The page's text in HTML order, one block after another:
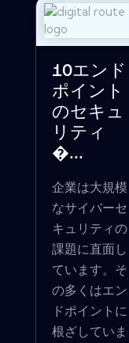
10エンド
ポイント
のセキュ
リティ
�...
企業は大規模
なサイバーセ
キュリティの
課題に直面し
ています。そ
の多くはエン
ドポイントに
根ざしていま